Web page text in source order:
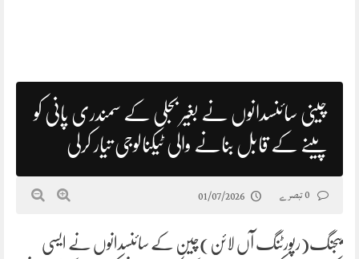
چینی سائنسدانوں نے بغیر بجلی کے سمندری پانی کو
پینے کے قابل بنانے والی ٹیکنالوجی تیار کرلی
01/07/2026
بیجنگ(رپورٹنگ آں لائن)چین کے سائنسدانوں نے ایسی